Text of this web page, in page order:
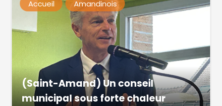
Accueil Amandinois
(Saint-Amand) Un conseil
municipal sous forte chaleur